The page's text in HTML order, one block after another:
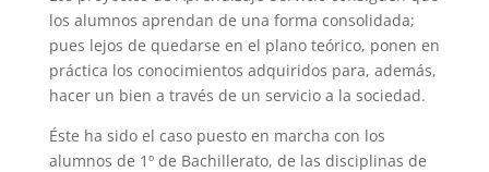
los alumnos aprendan de una forma consolidada;
pues lejos de quedarse en el plano teórico, ponen en
práctica los conocimientos adquiridos para, además,
hacer un bien a través de un servicio a la sociedad.
Éste ha sido el caso puesto en marcha con los
alumnos de 1º de Bachillerato, de las disciplinas de